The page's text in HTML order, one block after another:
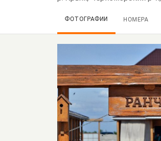
ФОТОГРАФИИ НОМЕРА